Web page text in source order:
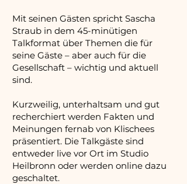
Mit seinen Gästen spricht Sascha
Straub in dem 45-minütigen
Talkformat über Themen die für
seine Gäste – aber auch für die
Gesellschaft – wichtig und aktuell
sind.
Kurzweilig, unterhaltsam und gut
recherchiert werden Fakten und
Meinungen fernab von Klischees
präsentiert. Die Talkgäste sind
entweder live vor Ort im Studio
Heilbronn oder werden online dazu
geschaltet.